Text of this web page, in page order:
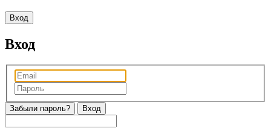
Вход
Вход
Забыли пароль?